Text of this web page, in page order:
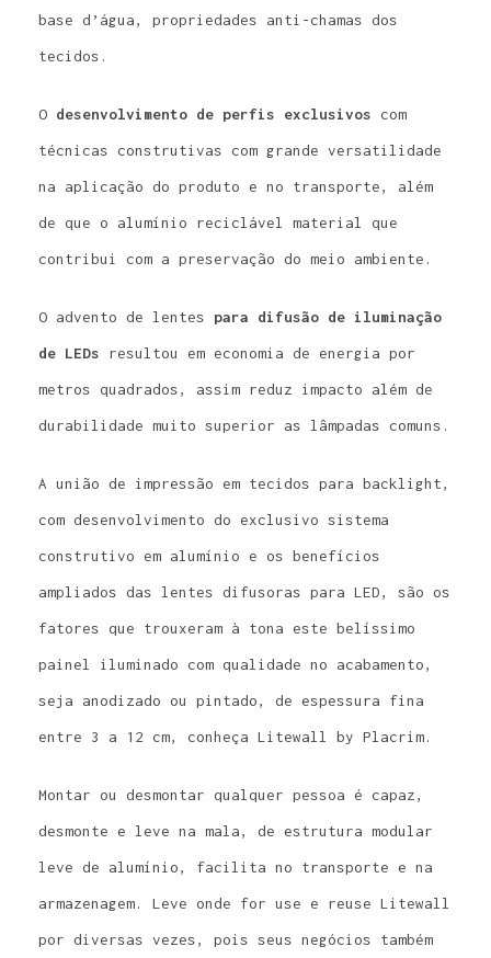
base d’água, propriedades anti-chamas dos
tecidos.
O desenvolvimento de perfis exclusivos com
técnicas construtivas com grande versatilidade
na aplicação do produto e no transporte, além
de que o alumínio reciclável material que
contribui com a preservação do meio ambiente.
O advento de lentes para difusão de iluminação
de LEDs resultou em economia de energia por
metros quadrados, assim reduz impacto além de
durabilidade muito superior as lâmpadas comuns.
A união de impressão em tecidos para backlight,
com desenvolvimento do exclusivo sistema
construtivo em alumínio e os benefícios
ampliados das lentes difusoras para LED, são os
fatores que trouxeram à tona este belíssimo
painel iluminado com qualidade no acabamento,
seja anodizado ou pintado, de espessura fina
entre 3 a 12 cm, conheça Litewall by Placrim.
Montar ou desmontar qualquer pessoa é capaz,
desmonte e leve na mala, de estrutura modular
leve de alumínio, facilita no transporte e na
armazenagem. Leve onde for use e reuse Litewall
por diversas vezes, pois seus negócios também